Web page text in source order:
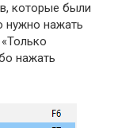
которые были
нужно нажать
нажать